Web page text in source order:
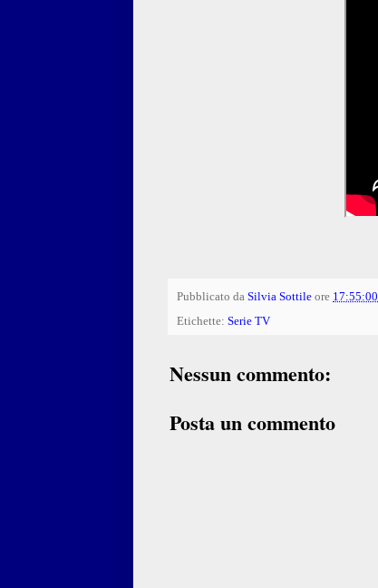
Pubblicato da Silvia Sottile ore 17:55:00
Etichette: Serie TV
Nessun commento:
Posta un commento